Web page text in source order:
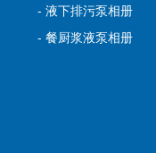
- 液下排污泵相册
- 餐厨浆液泵相册